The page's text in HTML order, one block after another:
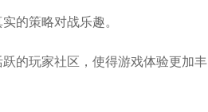
的策略对战乐趣。
的玩家社区，使得游戏体验更加丰